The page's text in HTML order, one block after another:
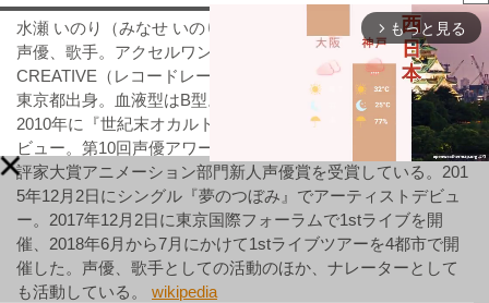
水瀬 いのり（みなせ いのり、1995年12月2日 - ）は、日本の
声優、歌手。アクセルワン（事務所）、KING AMUSEMENT
CREATIVE（レコードレーベル）に所属。愛称はいのりん。
東京都出身。血液型はB型。公式ファンクラブはいのりまち。
2010年に『世紀末オカルト学院』（岡本あかり役）で声優デ
ビュー。第10回声優アワード主演女優賞、第25回日本映画批
評家大賞アニメーション部門新人声優賞を受賞している。201
5年12月2日にシングル『夢のつぼみ』でアーティストデビュ
ー。2017年12月2日に東京国際フォーラムで1stライブを開
催、2018年6月から7月にかけて1stライブツアーを4都市で開
催した。声優、歌手としての活動のほか、ナレーターとして
も活動している。 wikipedia
arrow_forward_ios もっと見る
Mute